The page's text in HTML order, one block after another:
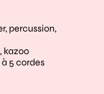
percussion,
kazoo
5 cordes